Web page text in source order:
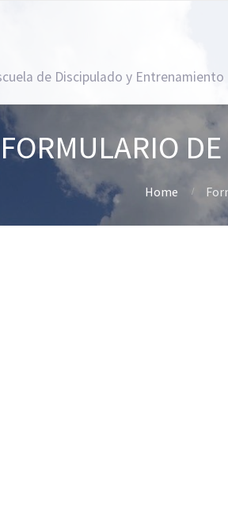
de Discipulado y Entrenamiento
FORMULARIO
Home